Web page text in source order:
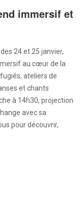
immersif et
24 et 25 janvier,
au cœur de la
ateliers de
et chants
à 14h30, projection
avec sa
pour découvrir,